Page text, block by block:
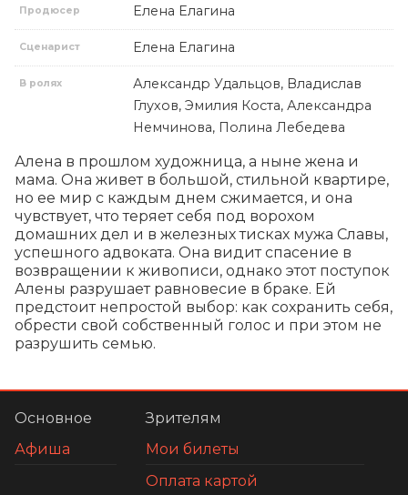
Продюсер Елена Елагина
Сценарист Елена Елагина
В ролях
Александр Удальцов, Владислав
Глухов, Эмилия Коста, Александра
Немчинова, Полина Лебедева
Алена в прошлом художница, а ныне жена и
мама. Она живет в большой, стильной квартире,
но ее мир с каждым днем сжимается, и она
чувствует, что теряет себя под ворохом
домашних дел и в железных тисках мужа Славы,
успешного адвоката. Она видит спасение в
возвращении к живописи, однако этот поступок
Алены разрушает равновесие в браке. Ей
предстоит непростой выбор: как сохранить себя,
обрести свой собственный голос и при этом не
разрушить семью.
Основное
Афиша
Зрителям
Мои билеты
Оплата картой